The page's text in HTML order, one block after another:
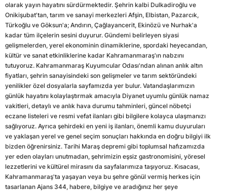
olarak yayın hayatını sürdürmektedir. Şehrin kalbi Dulkadiroğlu ve
Onikişubat'tan, tarım ve sanayi merkezleri Afşin, Elbistan, Pazarcık,
Türkoğlu ve Göksun'a; Andırın, Çağlayancerit, Ekinözü ve Nurhak'a
kadar tüm ilçelerin sesini duyurur. Gündemi belirleyen siyasi
gelişmelerden, yerel ekonominin dinamiklerine, spordaki heyecandan,
kültür ve sanat etkinliklerine kadar Kahramanmaraş'ın nabzını
tutuyoruz. Kahramanmaraş Kuyumcular Odası'ndan alınan anlık altın
fiyatları, şehrin sanayisindeki son gelişmeler ve tarım sektöründeki
yenilikler özel dosyalarla sayfamızda yer bulur. Vatandaşlarımızın
günlük hayatını kolaylaştırmak amacıyla Diyanet uyumlu günlük namaz
vakitleri, detaylı ve anlık hava durumu tahminleri, güncel nöbetçi
eczane listeleri ve resmi vefat ilanları gibi bilgilere kolayca ulaşmanızı
sağlıyoruz. Ayrıca şehirdeki en yeni iş ilanları, önemli kamu duyuruları
ve yaklaşan yerel ve genel seçim sonuçları hakkında en doğru bilgiyi ilk
bizden öğrenirsiniz. Tarihi Maraş depremi gibi toplumsal hafızamızda
yer eden olayları unutmadan, şehrimizin eşsiz gastronomisini, yöresel
lezzetlerini ve kültürel mirasını da sayfalarımıza taşıyoruz. Kısacası,
Kahramanmaraş'ta yaşayan veya bu şehre gönül vermiş herkes için
tasarlanan Ajans 344, habere, bilgiye ve aradığınız her şeye